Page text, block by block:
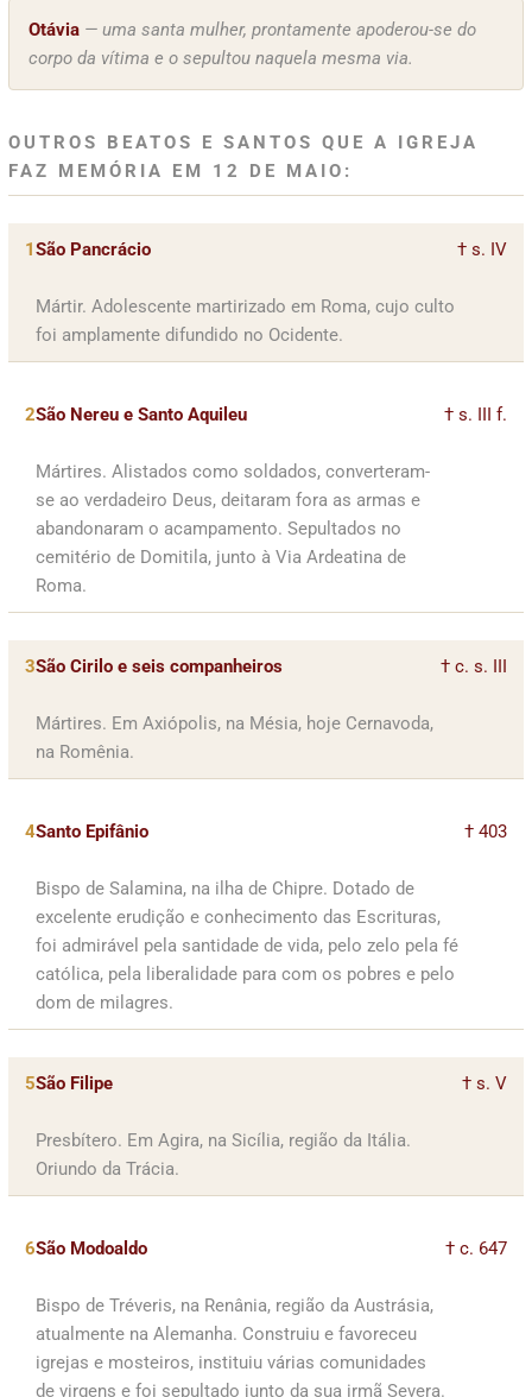
Otávia — uma santa mulher, prontamente apoderou-se do
corpo da vítima e o sepultou naquela mesma via.
OUTROS BEATOS E SANTOS QUE A IGREJA
FAZ MEMÓRIA EM 12 DE MAIO:
1São Pancrácio
Mártir. Adolescente martirizado em Roma, cujo culto
foi amplamente difundido no Ocidente.
† s. IV
2São Nereu e Santo Aquileu
Mártires. Alistados como soldados, converteram-
se ao verdadeiro Deus, deitaram fora as armas e
abandonaram o acampamento. Sepultados no
cemitério de Domitila, junto à Via Ardeatina de
Roma.
† s. III f.
3São Cirilo e seis companheiros
Mártires. Em Axiópolis, na Mésia, hoje Cernavoda,
na Romênia.
† c. s. III
4Santo Epifânio
Bispo de Salamina, na ilha de Chipre. Dotado de
excelente erudição e conhecimento das Escrituras,
foi admirável pela santidade de vida, pelo zelo pela fé
católica, pela liberalidade para com os pobres e pelo
dom de milagres.
† 403
5São Filipe
Presbítero. Em Agira, na Sicília, região da Itália.
Oriundo da Trácia.
† s. V
6São Modoaldo
Bispo de Tréveris, na Renânia, região da Austrásia,
atualmente na Alemanha. Construiu e favoreceu
igrejas e mosteiros, instituiu várias comunidades
de virgens e foi sepultado junto da sua irmã Severa.
† c. 647